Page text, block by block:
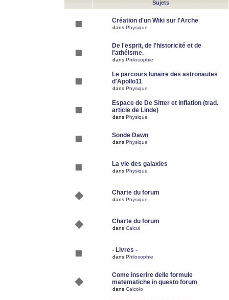
Sujets
Création d'un Wiki sur l'Arche
dans Physique
De l'esprit, de l'historicité et de
l'athéisme.
dans Philosophie
Le parcours lunaire des astronautes
d'Apollo11
dans Physique
Espace de De Sitter et inflation (trad.
article de Linde)
dans Physique
Sonde Dawn
dans Physique
La vie des galaxies
dans Physique
Charte du forum
dans Physique
Charte du forum
dans Calcul
- Livres -
dans Philosophie
Come inserire delle formule
matematiche in questo forum
dans Calcolo